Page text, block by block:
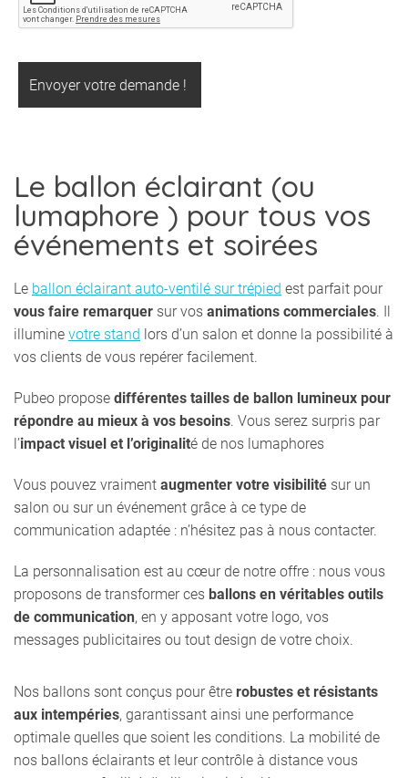
Le ballon éclairant (ou
lumaphore ) pour tous vos
événements et soirées
Le ballon éclairant auto-ventilé sur trépied est parfait pour
vous faire remarquer sur vos animations commerciales. Il
illumine votre stand lors d’un salon et donne la possibilité à
vos clients de vous repérer facilement.
Pubeo propose différentes tailles de ballon lumineux pour
répondre au mieux à vos besoins. Vous serez surpris par
l’impact visuel et l’originalité de nos lumaphores
Vous pouvez vraiment augmenter votre visibilité sur un
salon ou sur un événement grâce à ce type de
communication adaptée : n’hésitez pas à nous contacter.
La personnalisation est au cœur de notre offre : nous vous
proposons de transformer ces ballons en véritables outils
de communication, en y apposant votre logo, vos
messages publicitaires ou tout design de votre choix.
Nos ballons sont conçus pour être robustes et résistants
aux intempéries, garantissant ainsi une performance
optimale quelles que soient les conditions. La mobilité de
nos ballons éclairants et leur contrôle à distance vous